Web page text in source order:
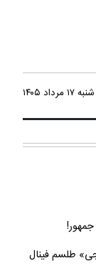
شنبه ۱۷ مرداد ۱۴۰۵
| «لاله‌های نارنجی» طلسم فینال